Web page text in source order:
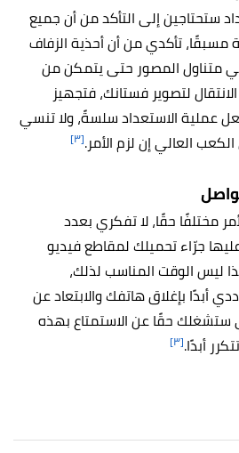
ستحتاجين إلى التأكد من أن جميع
مسبقًا، تأكدي من أن أحذية الزفاف
متناول المصور حتى يتمكن من
لتصوير فستانك، فتجهيز
عملية الاستعداد سلسةً، ولا تنسي
العالي إن لزم الأمر.[٣]
مختلفًا حقًا، لا تفكري بعدد
جرّاء تحميلك لمقاطع فيديو
ليس الوقت المناسب لذلك،
أبدًا بإغلاق هاتفك والابتعاد عن
حقًا عن الاستمتاع بهذه
أبدًا.[٣]